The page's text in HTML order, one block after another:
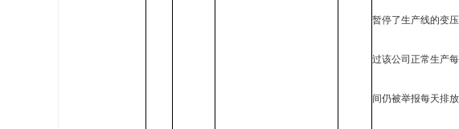
暂停了生产线的变
过该公司正常生产
间仍被举报每天排